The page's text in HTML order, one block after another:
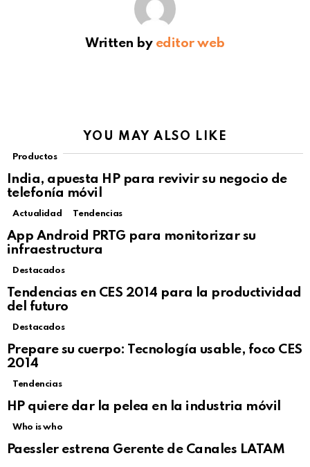
Written by editor web
YOU MAY ALSO LIKE
Productos
India, apuesta HP para revivir su negocio de
telefonía móvil
Click to view this post
Actualidad Tendencias
App Android PRTG para monitorizar su
infraestructura
Destacados
Tendencias en CES 2014 para la productividad
del futuro
Destacados
Prepare su cuerpo: Tecnología usable, foco CES
2014
Not Safe For Work
Click to view this post
Tendencias
HP quiere dar la pelea en la industria móvil
Who is who
Paessler estrena Gerente de Canales LATAM